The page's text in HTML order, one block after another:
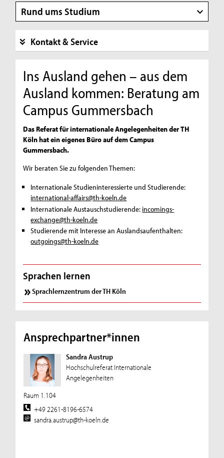
Rund ums Studium
Kontakt & Service
Ins Ausland gehen – aus dem
Ausland kommen: Beratung am
Campus Gummersbach
Das Referat für internationale Angelegenheiten der TH
Köln hat ein eigenes Büro auf dem Campus
Gummersbach.
Wir beraten Sie zu folgenden Themen:
Internationale Studieninteressierte und Studierende:
international-affairs@th-koeln.de
Internationale Austauschstudierende: incomings-
exchange@th-koeln.de
Studierende mit Interesse an Auslandsaufenthalten:
outgoings@th-koeln.de
Sprachen lernen
Sprachlernzentrum der TH Köln
Ansprechpartner*innen
Sandra Austrup
Hochschulreferat Internationale
Angelegenheiten
Raum 1.104
+49 2261-8196-6574
sandra.austrup@th-koeln.de